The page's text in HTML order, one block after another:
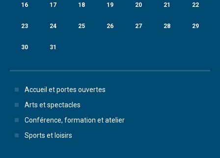
16 17 18 19 20 21 22
23 24 25 26 27 28 29
30 31
Accueil et portes ouvertes
Arts et spectacles
Conférence, formation et atelier
Sports et loisirs